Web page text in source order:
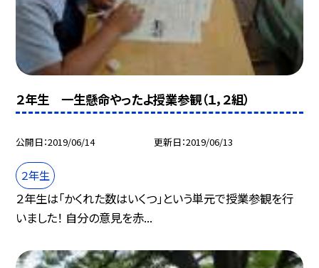
２年生 一生懸命やったよ授業参観（１，２組）
公開日 2019/06/14 更新日 2019/06/13
２年生
２年生は「かくれた数はいくつ」という単元で授業参観を行
いました！ 自分の意見を赤...